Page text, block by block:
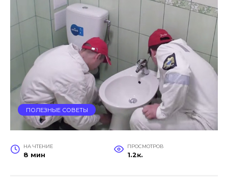
ПОЛЕЗНЫЕ СОВЕТЫ
НА ЧТЕНИЕ
8 мин
ПРОСМОТРОВ
1.2к.